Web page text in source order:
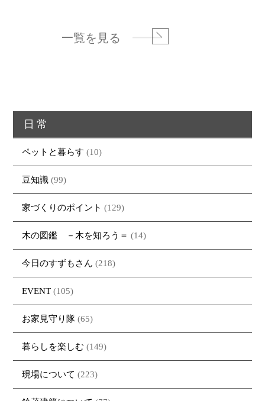
一覧を見る
日常
ペットと暮らす (10)
豆知識 (99)
家づくりのポイント (129)
木の図鑑 －木を知ろう＝ (14)
今日のすずもさん (218)
EVENT (105)
お家見守り隊 (65)
暮らしを楽しむ (149)
現場について (223)